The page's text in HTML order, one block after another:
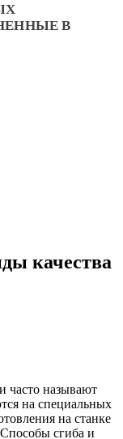
В
качества
часто называют
на специальных
на станке
Способы сгиба и